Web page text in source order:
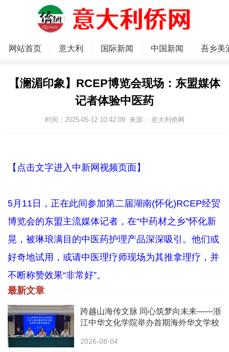
网站首页 意大利 国际新闻 中国新闻 吾乡美
【澜湄印象】RCEP博览会现场：东盟媒体
记者体验中医药
时间：2025-05-12 10:42:09 来源： 意大利侨网
【点击文字进入中新网视频页面】
5月11日，正在此间参加第二届湖南(怀化)RCEP经贸
博览会的东盟主流媒体记者，在“中药材之乡”怀化新
晃，被琳琅满目的中医药护理产品深深吸引。他们或
好奇地试用，或请中医理疗师现场为其推拿理疗，并
不断称赞效果“非常好”。
最新文章
跨越山海传文脉 同心筑梦向未来——浙
江中华文化学院举办首期海外华文学校
2026-08-04